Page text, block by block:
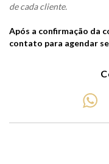
de cada cliente.
Após a confirmação da
contato para agendar